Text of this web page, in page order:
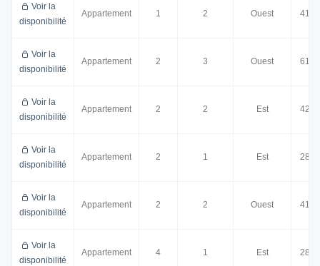
Voir la
disponibilité
Appartement 1 2 Ouest 41.0
Voir la
disponibilité
Appartement 2 3 Ouest 61.0
Voir la
disponibilité
Appartement 2 2 Est 42.5
Voir la
disponibilité
Appartement 2 1 Est 28.5
Voir la
disponibilité
Appartement 2 2 Ouest 41.0
Voir la
disponibilité
Appartement 4 1 Est 28.0